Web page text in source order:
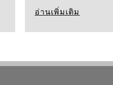
อ่านเพิ่มเติม